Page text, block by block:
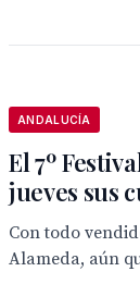
ANDALUCÍA
El 7º
jueves sus
Con todo
Alameda, aún